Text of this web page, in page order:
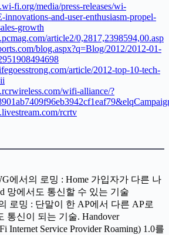
fi.org/media/press-releases/wi-
and-user-enthusiasm-propel-
growth
article2/0,2817,2398594,00.asp
blog.aspx?q=Blog/2012/2012-01-
article/2012-top-10-tech-
wifi-alliance/?
rcrtv
에서의 로밍 : Home 가입자가 다른 나
망에서도 통신할 수 있는 기술
로밍 : 단말이 한 AP에서 다른 AP로
통신이 되는 기술. Handover
Internet Service Provider Roaming) 1.0를